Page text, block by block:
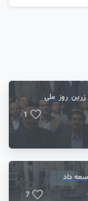
روز ملی
1
داد
7